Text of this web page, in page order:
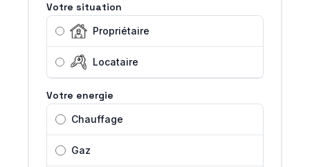
Votre situation
Propriétaire
Locataire
Votre energie
Chauffage
Gaz